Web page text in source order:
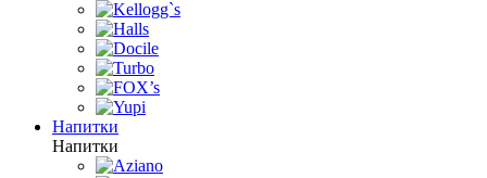
Напитки
Напитки